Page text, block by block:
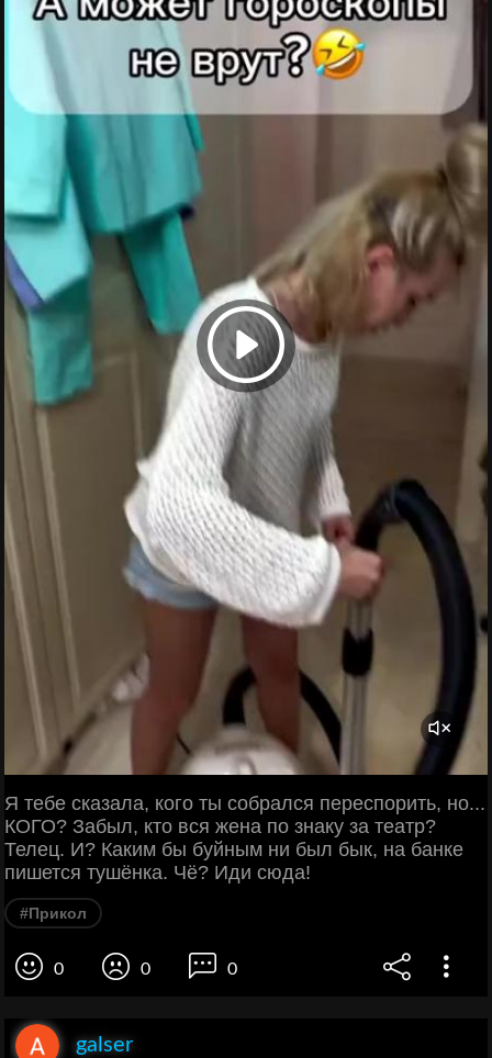
Я тебе сказала, кого ты собрался переспорить, но...
КОГО? Забыл, кто вся жена по знаку за театр?
Телец. И? Каким бы буйным ни был бык, на банке
пишется тушёнка. Чё? Иди сюда!
#Прикол
0 0 0
galser